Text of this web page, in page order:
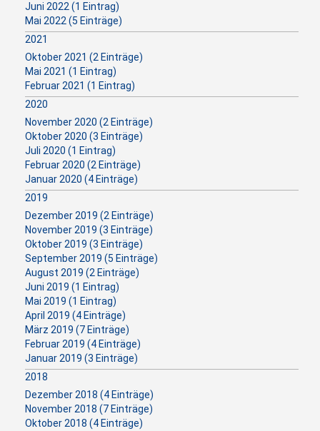
Juni 2022 (1 Eintrag)
Mai 2022 (5 Einträge)
2021
Oktober 2021 (2 Einträge)
Mai 2021 (1 Eintrag)
Februar 2021 (1 Eintrag)
2020
November 2020 (2 Einträge)
Oktober 2020 (3 Einträge)
Juli 2020 (1 Eintrag)
Februar 2020 (2 Einträge)
Januar 2020 (4 Einträge)
2019
Dezember 2019 (2 Einträge)
November 2019 (3 Einträge)
Oktober 2019 (3 Einträge)
September 2019 (5 Einträge)
August 2019 (2 Einträge)
Juni 2019 (1 Eintrag)
Mai 2019 (1 Eintrag)
April 2019 (4 Einträge)
März 2019 (7 Einträge)
Februar 2019 (4 Einträge)
Januar 2019 (3 Einträge)
2018
Dezember 2018 (4 Einträge)
November 2018 (7 Einträge)
Oktober 2018 (4 Einträge)